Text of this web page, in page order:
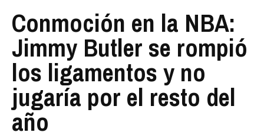
Conmoción en la NBA:
Jimmy Butler se rompió
los ligamentos y no
jugaría por el resto del
año